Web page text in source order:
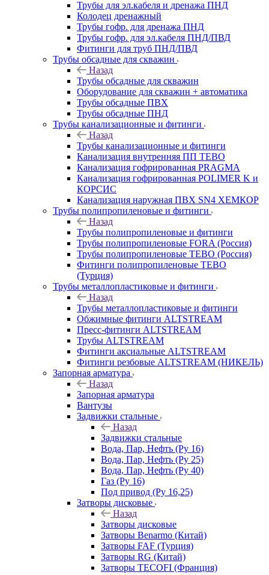
Трубы для эл.кабеля и дренажа ПНД
Колодец дренажный
Трубы гофр. для дренажа ПНД
Трубы гофр. для эл.кабеля ПНД/ПВД
Фитинги для труб ПНД/ПВД
Трубы обсадные для скважин
Назад
Трубы обсадные для скважин
Оборудование для скважин + автоматика
Трубы обсадные ПВХ
Трубы обсадные ПНД
Трубы канализационные и фитинги
Назад
Трубы канализационные и фитинги
Канализация внутренняя ПП TEBO
Канализация гофрированная PRAGMA
Канализация гофрированная POLIMER K и
КОРСИС
Канализация наружная ПВХ SN4 ХЕМКОР
Трубы полипропиленовые и фитинги
Назад
Трубы полипропиленовые и фитинги
Трубы полипропиленовые FORA (Россия)
Трубы полипропиленовые TEBO (Россия)
Фитинги полипропиленовые TEBO
(Турция)
Трубы металлопластиковые и фитинги
Назад
Трубы металлопластиковые и фитинги
Обжимные фитинги ALTSTREAM
Пресс-фитинги ALTSTREAM
Трубы ALTSTREAM
Фитинги аксиальные ALTSTREAM
Фитинги резбовые ALTSTREAM (НИКЕЛЬ)
Запорная арматура
Назад
Запорная арматура
Вантузы
Задвижки стальные
Назад
Задвижки стальные
Вода, Пар, Нефть (Ру 16)
Вода, Пар, Нефть (Ру 25)
Вода, Пар, Нефть (Ру 40)
Газ (Ру 16)
Под привод (Ру 16,25)
Затворы дисковые
Назад
Затворы дисковые
Затворы Benarmo (Китай)
Затворы FAF (Турция)
Затворы RG (Китай)
Затворы TECOFI (Франция)